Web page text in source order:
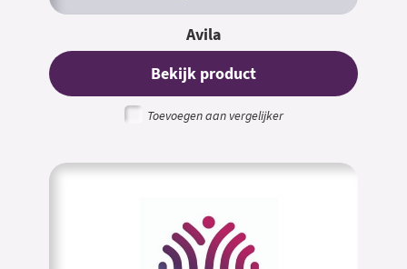
Avila
Bekijk product
Toevoegen aan vergelijker